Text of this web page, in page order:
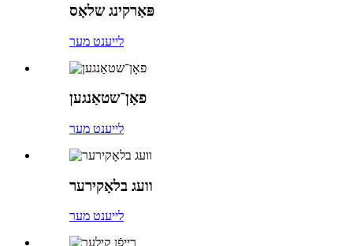
פּאַרקינג שלאָס
לייענט מער
פאָן־שטאַנגען
לייענט מער
וועג בלאָקירער
לייענט מער